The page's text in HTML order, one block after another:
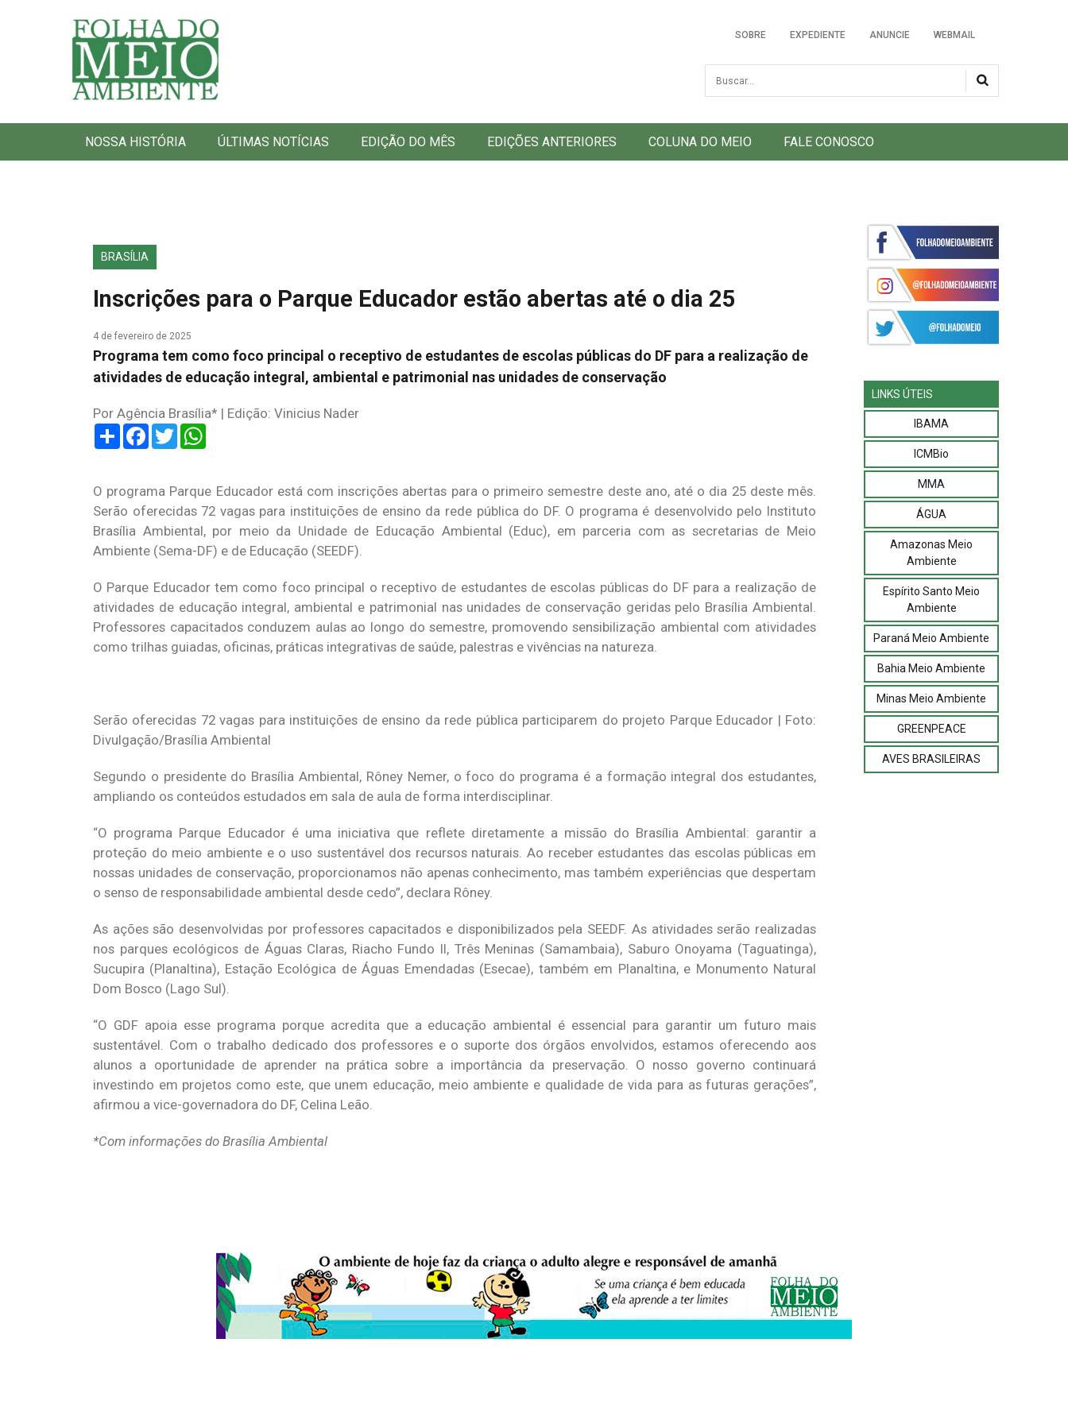
Folha do Meio Ambiente
SOBRE EXPEDIENTE ANUNCIE WEBMAIL
Busca
NOSSA HISTÓRIA ÚLTIMAS NOTÍCIAS EDIÇÃO DO MÊS EDIÇÕES ANTERIORES COLUNA DO MEIO FALE CONOSCO
BRASÍLIA
Inscrições para o Parque Educador estão abertas até o dia 25
4 de fevereiro de 2025
Programa tem como foco principal o receptivo de estudantes de escolas públicas do DF para a realização de
atividades de educação integral, ambiental e patrimonial nas unidades de conservação
Por Agência Brasília* | Edição: Vinicius Nader
ShareFacebook
Twitter
O programa Parque Educador está com inscrições abertas para o primeiro semestre deste ano, até o dia 25 deste mês.
Serão oferecidas 72 vagas para instituições de ensino da rede pública do DF. O programa é desenvolvido pelo Instituto
Brasília Ambiental, por meio da Unidade de Educação Ambiental (Educ), em parceria com as secretarias de Meio
Ambiente (Sema-DF) e de Educação (SEEDF).
O Parque Educador tem como foco principal o receptivo de estudantes de escolas públicas do DF para a realização de
atividades de educação integral, ambiental e patrimonial nas unidades de conservação geridas pelo Brasília Ambiental.
Professores capacitados conduzem aulas ao longo do semestre, promovendo sensibilização ambiental com atividades
como trilhas guiadas, oficinas, práticas integrativas de saúde, palestras e vivências na natureza.
Serão oferecidas 72 vagas para instituições de ensino da rede pública participarem do projeto Parque Educador | Foto:
Divulgação/Brasília Ambiental
Segundo o presidente do Brasília Ambiental, Rôney Nemer, o foco do programa é a formação integral dos estudantes,
ampliando os conteúdos estudados em sala de aula de forma interdisciplinar.
“O programa Parque Educador é uma iniciativa que reflete diretamente a missão do Brasília Ambiental: garantir a
proteção do meio ambiente e o uso sustentável dos recursos naturais. Ao receber estudantes das escolas públicas em
nossas unidades de conservação, proporcionamos não apenas conhecimento, mas também experiências que despertam
o senso de responsabilidade ambiental desde cedo”, declara Rôney.
As ações são desenvolvidas por professores capacitados e disponibilizados pela SEEDF. As atividades serão realizadas
nos parques ecológicos de Águas Claras, Riacho Fundo II, Três Meninas (Samambaia), Saburo Onoyama (Taguatinga),
Sucupira (Planaltina), Estação Ecológica de Águas Emendadas (Esecae), também em Planaltina, e Monumento Natural
Dom Bosco (Lago Sul).
“O GDF apoia esse programa porque acredita que a educação ambiental é essencial para garantir um futuro mais
sustentável. Com o trabalho dedicado dos professores e o suporte dos órgãos envolvidos, estamos oferecendo aos
alunos a oportunidade de aprender na prática sobre a importância da preservação. O nosso governo continuará
investindo em projetos como este, que unem educação, meio ambiente e qualidade de vida para as futuras gerações”,
afirmou a vice-governadora do DF, Celina Leão.
*Com informações do Brasília Ambiental
LINKS ÚTEIS
IBAMA
ICMBio
MMA
ÁGUA
Amazonas Meio
Ambiente
Espírito Santo Meio
Ambiente
Paraná Meio Ambiente
Bahia Meio Ambiente
Minas Meio Ambiente
GREENPEACE
AVES BRASILEIRAS